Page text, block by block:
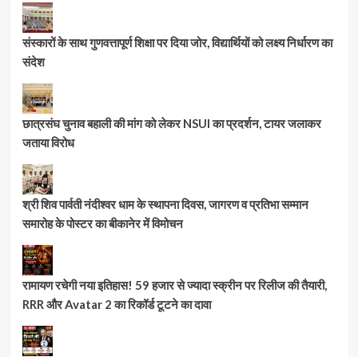
संस्कारों के साथ गुणवत्तापूर्ण शिक्षा पर दिया जोर, विद्यार्थियों को लक्ष्य निर्धारण का
संदेश
छात्रसंघ चुनाव बहाली की मांग को लेकर NSUI का प्रदर्शन, टायर जलाकर
जताया विरोध
श्री शिव पार्वती नंदीश्वर धाम के स्थापना दिवस, जागरण व प्रतिभा सम्मान
समारोह के पोस्टर का बीकानेर में विमोचन
रामायण रचेगी नया इतिहास! 59 हजार से ज्यादा स्क्रीन पर रिलीज की तैयारी,
RRR और Avatar 2 का रिकॉर्ड टूटने का दावा